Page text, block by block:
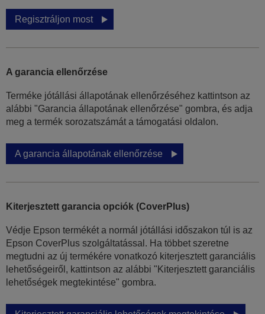
Regisztráljon most
A garancia ellenőrzése
Terméke jótállási állapotának ellenőrzéséhez kattintson az
alábbi "Garancia állapotának ellenőrzése" gombra, és adja
meg a termék sorozatszámát a támogatási oldalon.
A garancia állapotának ellenőrzése
Kiterjesztett garancia opciók (CoverPlus)
Védje Epson termékét a normál jótállási időszakon túl is az
Epson CoverPlus szolgáltatással. Ha többet szeretne
megtudni az új termékére vonatkozó kiterjesztett garanciális
lehetőségeiről, kattintson az alábbi "Kiterjesztett garanciális
lehetőségek megtekintése" gombra.